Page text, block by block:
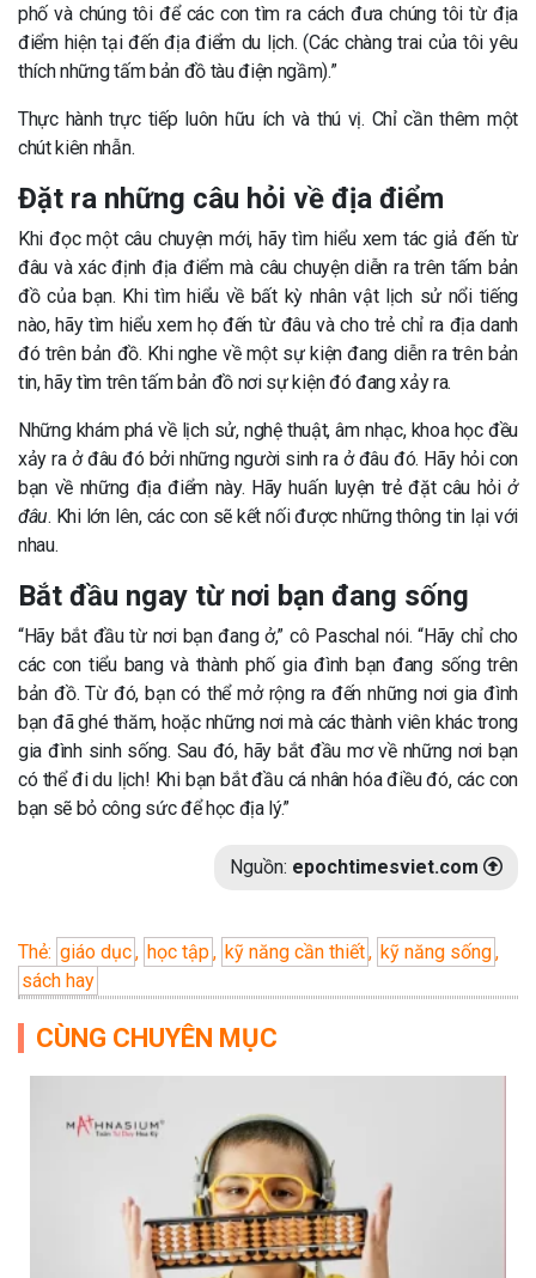
phố và chúng tôi để các con tìm ra cách đưa chúng tôi từ địa
điểm hiện tại đến địa điểm du lịch. (Các chàng trai của tôi yêu
thích những tấm bản đồ tàu điện ngầm).”
Thực hành trực tiếp luôn hữu ích và thú vị. Chỉ cần thêm một
chút kiên nhẫn.
Đặt ra những câu hỏi về địa điểm
Khi đọc một câu chuyện mới, hãy tìm hiểu xem tác giả đến từ
đâu và xác định địa điểm mà câu chuyện diễn ra trên tấm bản
đồ của bạn. Khi tìm hiểu về bất kỳ nhân vật lịch sử nổi tiếng
nào, hãy tìm hiểu xem họ đến từ đâu và cho trẻ chỉ ra địa danh
đó trên bản đồ. Khi nghe về một sự kiện đang diễn ra trên bản
tin, hãy tìm trên tấm bản đồ nơi sự kiện đó đang xảy ra.
Những khám phá về lịch sử, nghệ thuật, âm nhạc, khoa học đều
xảy ra ở đâu đó bởi những người sinh ra ở đâu đó. Hãy hỏi con
bạn về những địa điểm này. Hãy huấn luyện trẻ đặt câu hỏiở
đâu. Khi lớn lên, các con sẽ kết nối được những thông tin lại với
nhau.
Bắt đầu ngay từ nơi bạn đang sống
“Hãy bắt đầu từ nơi bạn đang ở,” cô Paschal nói. “Hãy chỉ cho
các con tiểu bang và thành phố gia đình bạn đang sống trên
bản đồ. Từ đó, bạn có thể mở rộng ra đến những nơi gia đình
bạn đã ghé thăm, hoặc những nơi mà các thành viên khác trong
gia đình sinh sống. Sau đó, hãy bắt đầu mơ về những nơi bạn
có thể đi du lịch! Khi bạn bắt đầu cá nhân hóa điều đó, các con
bạn sẽ bỏ công sức để học địa lý.”
Nguồn: epochtimesviet.com
Thẻ: giáo dục, học tập, kỹ năng cần thiết, kỹ năng sống,
sách hay
CÙNG CHUYÊN MỤC